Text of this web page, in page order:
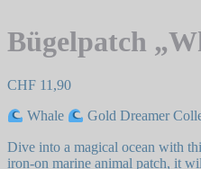
Bügelpatch
CHF 11,90
Whale
Gold Dreamer
Dive into a magical ocean with
iron-on marine animal patch, it